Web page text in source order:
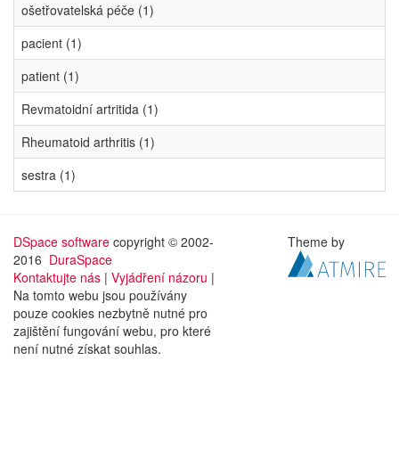
ošetřovatelská péče (1)
pacient (1)
patient (1)
Revmatoidní artritida (1)
Rheumatoid arthritis (1)
sestra (1)
DSpace software copyright © 2002-
2016 DuraSpace
Kontaktujte nás | Vyjádření názoru |
Na tomto webu jsou používány
pouze cookies nezbytně nutné pro
zajištění fungování webu, pro které
není nutné získat souhlas.
Theme by